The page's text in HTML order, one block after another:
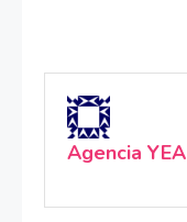
Agencia YEA